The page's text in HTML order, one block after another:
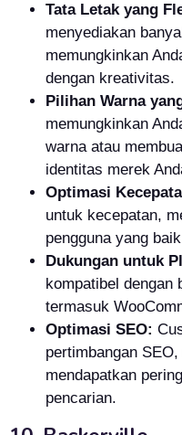
Tata Letak yang
menyediakan
memungkinkan
dengan kreativitas.
Pilihan Warna
memungkinkan
warna atau
identitas merek
Optimasi
untuk kecepatan,
pengguna yang
Dukungan untuk
kompatibel dengan
termasuk
Optimasi SEO:
pertimbangan
mendapatkan
pencarian.